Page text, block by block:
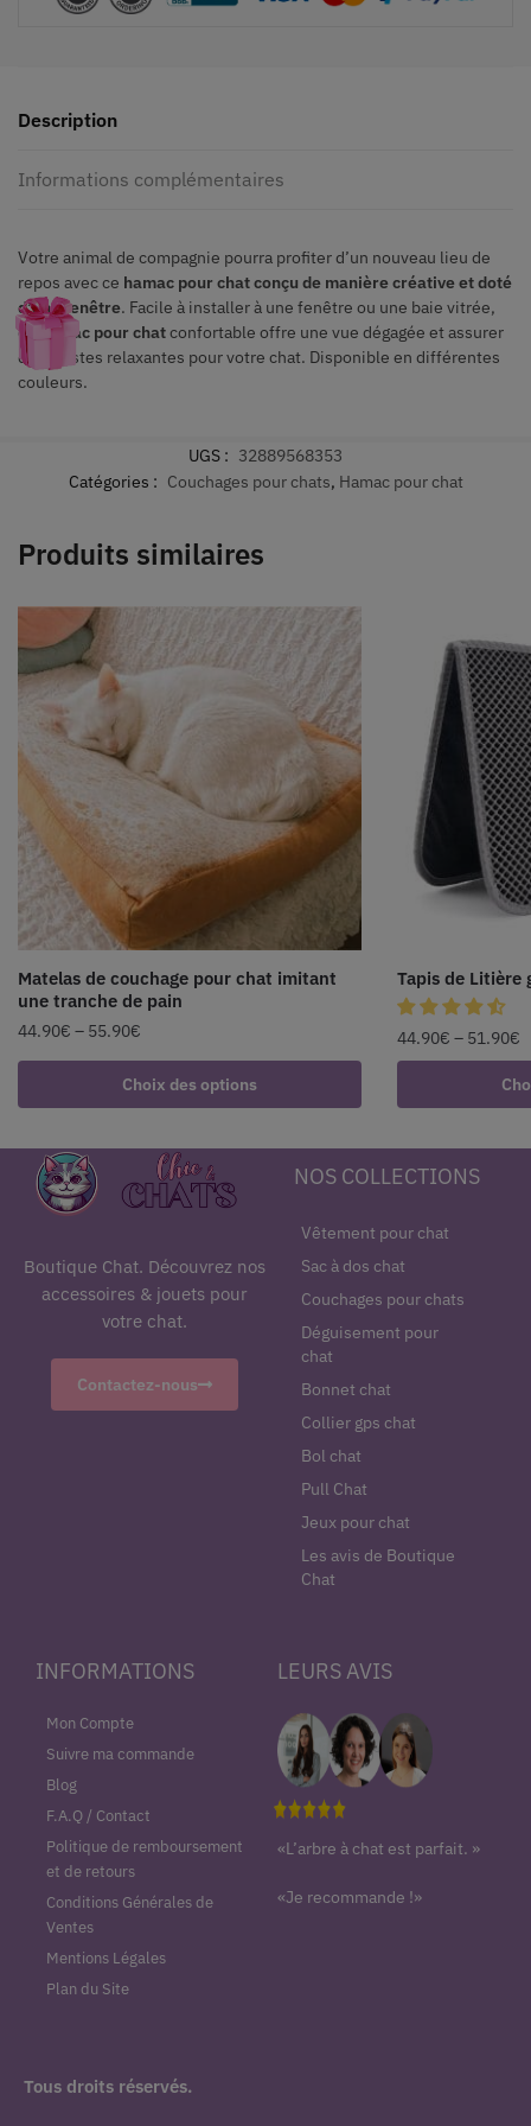
Description
Informations complémentaires
Votre animal de compagnie pourra profiter d’un nouveau lieu de
repos avec ce hamac pour chat conçu de manière créative et doté
d’une fenêtre. Facile à installer à une fenêtre ou une baie vitrée,
cehamac pour chatconfortable offre une vue dégagée et assurer
des siestes relaxantes pour votre chat. Disponible en différentes
couleurs.
UGS : 32889568353
Catégories : Couchages pour chats, Hamac pour chat
Produits similaires
Matelas de couchage pour chat imitant
une tranche de pain
44.90€ – 55.90€
Choix des options
Tapis de Litière
44.90€ – 51.90€
Boutique Chat. Découvrez nos
accessoires & jouets pour
votre chat.
Contactez-nous
NOS COLLECTIONS
Vêtement pour chat
Sac à dos chat
Couchages pour chats
Déguisement pour
chat
Bonnet chat
Collier gps chat
Bol chat
Pull Chat
Jeux pour chat
Les avis de Boutique
Chat
INFORMATIONS
Mon Compte
Suivre ma commande
Blog
F.A.Q / Contact
Politique de remboursement
et de retours
Conditions Générales de
Ventes
Mentions Légales
Plan du Site
LEURS AVIS
«L’arbre à chat est parfait. »
«Je recommande !»
Tous droits réservés.